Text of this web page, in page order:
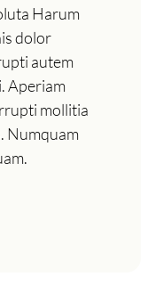
Harum
dolor
autem
Aperiam
mollitia
Numquam